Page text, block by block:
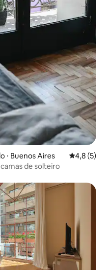
⋅ Buenos Aires 4,8 de
4,8 (5)
de solteiro